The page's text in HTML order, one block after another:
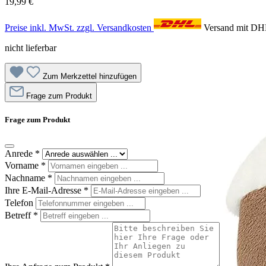
Preise inkl. MwSt. zzgl. Versandkosten
Versand mit
nicht lieferbar
Zum Merkzettel hinzufügen
Frage zum Produkt
Frage zum Produkt
Anrede *
Vorname *
Nachname *
Ihre E-Mail-Adresse *
Telefon
Betreff *